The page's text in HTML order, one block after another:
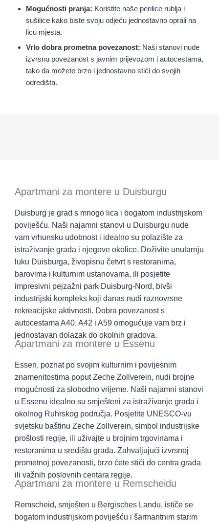
Mogućnosti pranja: Koristite naše perilice rublja i
sušilice kako biste svoju odjeću jednostavno oprali na
licu mjesta.
Vrlo dobra prometna povezanost: Naši stanovi nude
izvrsnu povezanost s javnim prijevozom i autocestama,
tako da možete brzo i jednostavno stići do svojih
odredišta.
Apartmani za montere u Duisburgu
Duisburg je grad s mnogo lica i bogatom industrijskom
poviješću. Naši najamni stanovi u Duisburgu nude
vam vrhunsku udobnost i idealno su polazište za
istraživanje grada i njegove okolice. Doživite unutarnju
luku Duisburga, živopisnu četvrt s restoranima,
barovima i kulturnim ustanovama, ili posjetite
impresivni pejzažni park Duisburg-Nord, bivši
industrijski kompleks koji danas nudi raznovrsne
rekreacijske aktivnosti. Dobra povezanost s
autocestama A40, A42 i A59 omogućuje vam brz i
jednostavan dolazak do okolnih gradova.
Apartmani za montere u Essenu
Essen, poznat po svojim kulturnim i povijesnim
znamenitostima poput Zeche Zollverein, nudi brojne
mogućnosti za slobodno vrijeme. Naši najamni stanovi
u Essenu idealno su smješteni za istraživanje grada i
okolnog Ruhrskog područja. Posjetite UNESCO-vu
svjetsku baštinu Zeche Zollverein, simbol industrijske
prošlosti regije, ili uživajte u brojnim trgovinama i
restoranima u središtu grada. Zahvaljujući izvrsnoj
prometnoj povezanosti, brzo ćete stići do centra grada
ili važnih poslovnih centara regije.
Apartmani za montere u Remscheidu
Remscheid, smješten u Bergisches Landu, ističe se
bogatom industrijskom poviješću i šarmantnim starim